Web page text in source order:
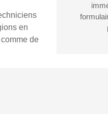
en
de